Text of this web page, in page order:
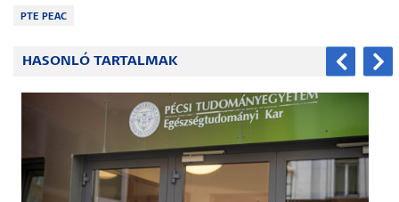
PTE PEAC
HASONLÓ TARTALMAK